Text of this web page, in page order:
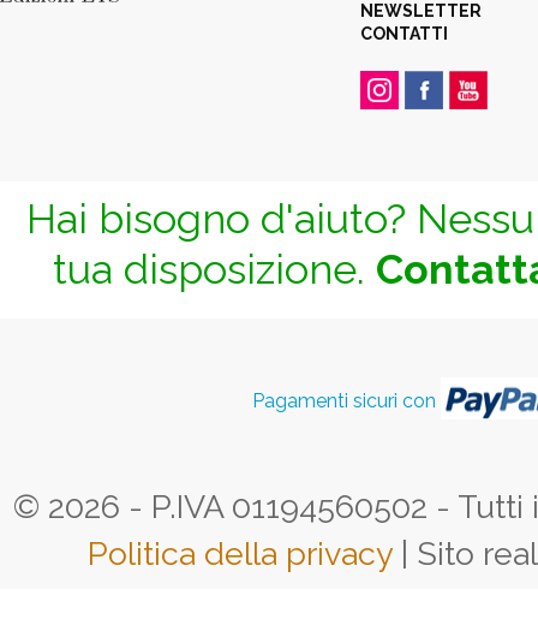
NEWSLETTER
CONTATTI
Hai bisogno d'aiuto?
tua disposizione.
Pagamenti sicuri con
© 2026 - P.IVA 01194560502 -
Politica della privacy | Sito